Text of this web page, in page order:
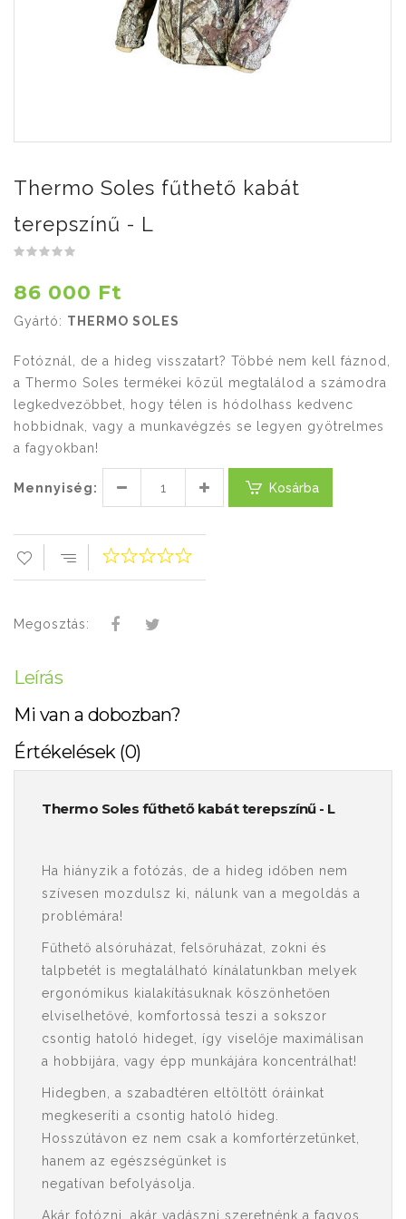
Thermo Soles fűthető kabát
terepszínű - L
86 000 Ft
Gyártó: THERMO SOLES
Fotóznál, de a hideg visszatart? Többé nem kell fáznod,
a Thermo Soles termékei közül megtalálod a számodra
legkedvezőbbet, hogy télen is hódolhass kedvenc
hobbidnak, vagy a munkavégzés se legyen gyötrelmes
a fagyokban!
Mennyiség: Kosárba
Megosztás:
Leírás
Mi van a dobozban?
Értékelések (0)
Thermo Soles fűthető kabát terepszínű - L
Ha hiányzik a fotózás, de a hideg időben nem
szívesen mozdulsz ki, nálunk van a megoldás a
problémára!
Fűthető alsóruházat, felsőruházat, zokni és
talpbetét is megtalálható kínálatunkban melyek
ergonómikus kialakításuknak köszönhetően
elviselhetővé, komfortossá teszi a sokszor
csontig hatoló hideget, így viselője maximálisan
a hobbijára, vagy épp munkájára koncentrálhat!
Hidegben, a szabadtéren eltöltött óráinkat
megkeseríti a csontig hatoló hideg.
Hosszútávon ez nem csak a komfortérzetünket,
hanem az egészségünket is
negatívan befolyásolja.
Akár fotózni, akár vadászni szeretnénk a fagyos